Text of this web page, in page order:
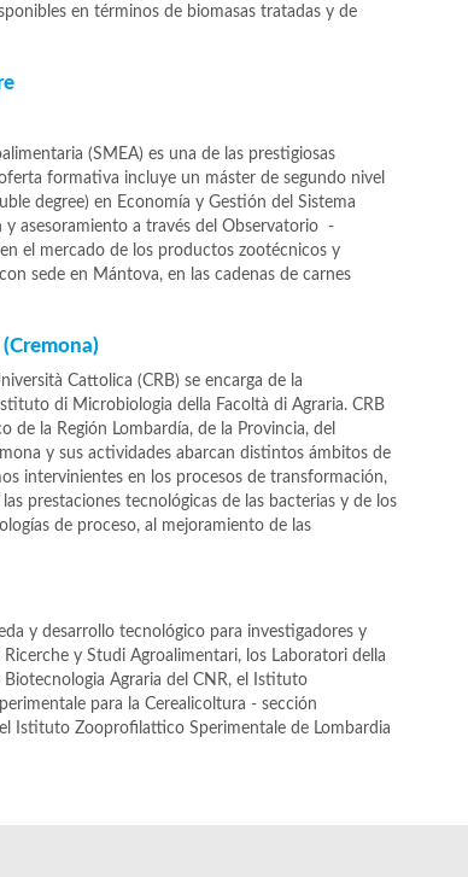
en términos de biomasas tratadas y de
(SMEA) es una de las prestigiosas
formativa incluye un máster de segundo nivel
degree) en Economía y Gestión del Sistema
y asesoramiento a través del Observatorio -
el mercado de los productos zootécnicos y
sede en Mántova, en las cadenas de carnes
Cattolica (CRB) se encarga de la
di Microbiologia della Facoltà di Agraria. CRB
de la Región Lombardía, de la Provincia, del
y sus actividades abarcan distintos ámbitos de
intervinientes en los procesos de transformación,
prestaciones tecnológicas de las bacterias y de los
de proceso, al mejoramiento de las
y desarrollo tecnológico para investigadores y
y Studi Agroalimentari, los Laboratori della
Agraria del CNR, el Istituto
para la Cerealicoltura - sección
Istituto Zooprofilattico Sperimentale de Lombardia